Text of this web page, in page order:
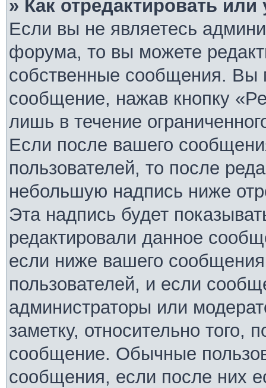
» Как отредактировать
Если вы не являетесь
форума, то вы можете
собственные сообщения. Вы
сообщение, нажав кнопку
лишь в течение
Если после вашего
пользователей, то после
небольшую надпись ниже
Эта надпись будет
редактировали данное
если ниже вашего
пользователей, и если
администраторы или
заметку, относительно того,
сообщение. Обычные
сообщения, если после них